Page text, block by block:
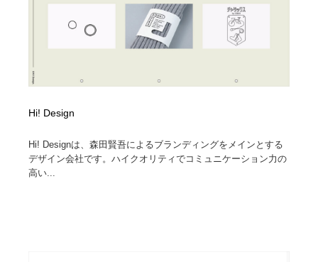
Hi! Design
Hi! Designは、森田賢吾によるブランディングをメインとする
デザイン会社です。ハイクオリティでコミュニケーション力の
高い...